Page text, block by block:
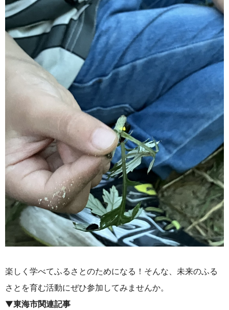
楽しく学べてふるさとのためになる！そんな、未来のふる
さとを育む活動にぜひ参加してみませんか。
▼東海市関連記事